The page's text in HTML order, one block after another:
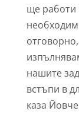
ще работи
нашите
встъпи в
каза